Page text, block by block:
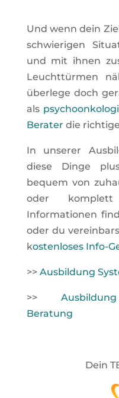
Und wenn dein
schwierigen
und mit ihnen
Leuchttürmen
überlege doch
als
Berater die
In unserer
diese Dinge
bequem von
oder
Informationen
oder du
kostenloses Info-
>> Ausbildung
>>
Beratung
Dein